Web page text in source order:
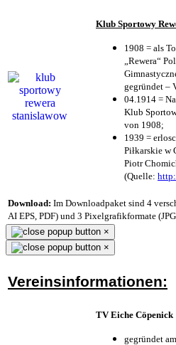
Klub Sportowy
1908 = als
„Rewera“
gegründet –
04.1914 =
Klub
von 1908;
1939 =
Piłkarskie
Piotr
(Quelle:
Download: Im Downloadpaket sind 4
AI EPS, PDF) und 3 Pixelgrafikformate
×
×
Vereinsinformationen:
TV Eiche Cöpenick
gegründet